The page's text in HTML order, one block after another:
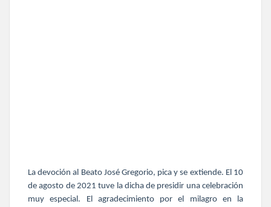
La devoción al Beato José Gregorio, pica y se extiende. El 10
de agosto de 2021 tuve la dicha de presidir una celebración
muy especial. El agradecimiento por el milagro en la